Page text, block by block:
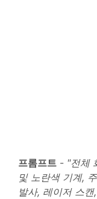
프롬프트 - "전체
및 노란색 기계,
발사, 레이저 스